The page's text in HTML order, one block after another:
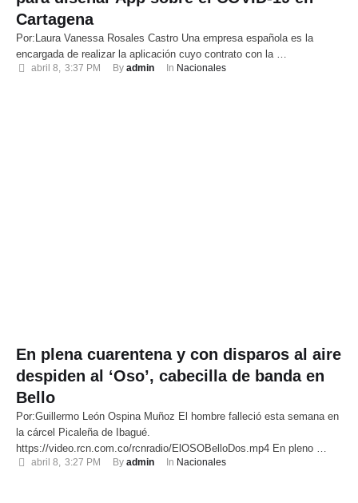
Cartagena
Por:Laura Vanessa Rosales Castro Una empresa española es la
encargada de realizar la aplicación cuyo contrato con la …
abril 8, 3:37 PM By admin In Nacionales
En plena cuarentena y con disparos al aire
despiden al ‘Oso’, cabecilla de banda en
Bello
Por:Guillermo León Ospina Muñoz El hombre falleció esta semana en
la cárcel Picaleña de Ibagué.
https://video.rcn.com.co/rcnradio/ElOSOBelloDos.mp4 En pleno …
abril 8, 3:27 PM By admin In Nacionales